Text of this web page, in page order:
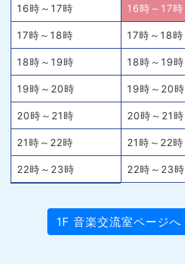
16時～17時 16時～17時
17時～18時 17時～18時
18時～19時 18時～19時
19時～20時 19時～20時
20時～21時 20時～21時
21時～22時 21時～22時
22時～23時 22時～23時
1F 音楽交流室ページへ